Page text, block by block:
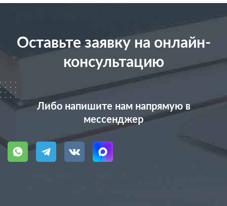
Оставьте заявку на онлайн-
консультацию
Либо напишите нам напрямую в
мессенджер